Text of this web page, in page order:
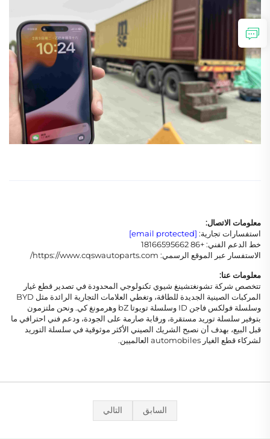
معلومات الاتصال:
استفسارات تجارية: [email protected]
خط الدعم الفني: +86 18166595662
الاستفسار عبر الموقع الرسمي: https://www.cqswautoparts.com/
معلومات عنا:
تتخصص شركة تشونغتشينغ شيوي تكنولوجي المحدودة في تصدير قطع غيار
المركبات الصينية الجديدة للطاقة، وتغطي العلامات التجارية الرائدة مثل BYD
وسلسلة فولكس فاجن ID وسلسلة تويوتا bZ وهرمونغ كي. ونحن ملتزمون
بتوفير سلسلة توريد مستقرة، ورقابة صارمة على الجودة، ودعم فني احترافي ما
قبل البيع، بهدف أن نصبح الشريك الصيني الأكثر موثوقية في سلسلة التوريد
لشركاء قطع الغيار automobiles العالميين.
السابق التالي